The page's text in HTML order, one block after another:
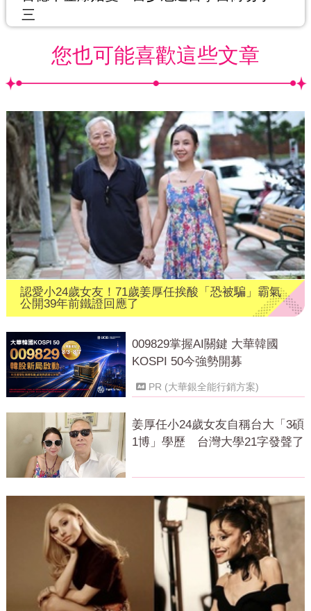
三
您也可能喜歡這些文章
認愛小24歲女友！71歲姜厚任挨酸「恐被騙」霸氣
公開39年前鐵證回應了
009829掌握AI關鍵 大華韓國
KOSPI 50今強勢開募
PR (大華銀全能行銷方案)
姜厚任小24歲女友自稱台大「3碩
1博」學歷 台灣大學21字發聲了